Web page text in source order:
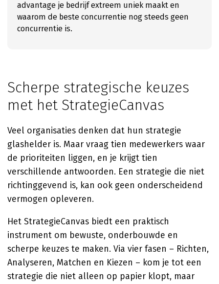
advantage je bedrijf extreem uniek maakt en
waarom de beste concurrentie nog steeds geen
concurrentie is.
Scherpe strategische keuzes
met het StrategieCanvas
Veel organisaties denken dat hun strategie
glashelder is. Maar vraag tien medewerkers waar
de prioriteiten liggen, en je krijgt tien
verschillende antwoorden. Een strategie die niet
richtinggevend is, kan ook geen onderscheidend
vermogen opleveren.
Het StrategieCanvas biedt een praktisch
instrument om bewuste, onderbouwde en
scherpe keuzes te maken. Via vier fasen – Richten,
Analyseren, Matchen en Kiezen – kom je tot een
strategie die niet alleen op papier klopt, maar